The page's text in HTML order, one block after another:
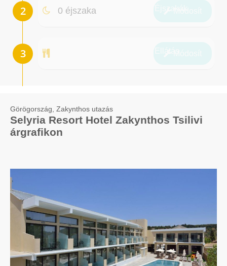
0 éjszaka
Görögország, Zakynthos utazás
Selyria Resort Hotel Zakynthos Tsilivi
árgrafikon